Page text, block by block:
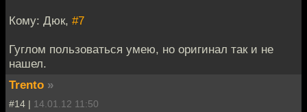
Кому: Дюк, #7
Гуглом пользоваться умею, но оригинал так и не
нашел.
Trento »
#14 | 14.01.12 11:50